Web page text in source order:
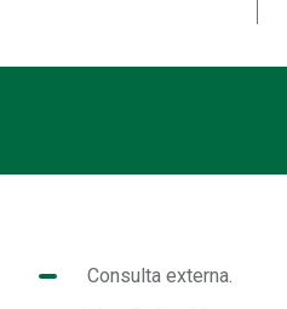
Consulta externa.